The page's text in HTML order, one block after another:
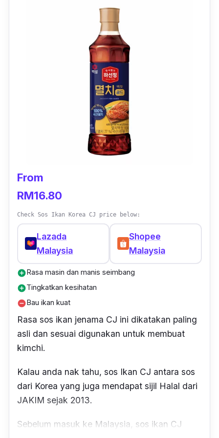
Bahan asas utama yang digunakan untuk sos
ikan ini adalah ekstrak ikan bilis dan salmon
membuatkan baunya tidak terlalu hanyir.
Turut menggunakan penambah dan pewarna
perisa yang dibenarkan serta selamat untuk
From
RM16.80
Check Sos Ikan Korea CJ price below:
Lazada
Malaysia
Shopee
Malaysia
add_circleRasa masin dan manis seimbang
add_circleTingkatkan kesihatan
remove_circleBau ikan kuat
Rasa sos ikan jenama CJ ini dikatakan paling
asli dan sesuai digunakan untuk membuat
kimchi.
Kalau anda nak tahu, sos Ikan CJ antara sos
dari Korea yang juga mendapat sijil Halal dari
JAKIM sejak 2013.
Sebelum masuk ke Malaysia, sos ikan CJ